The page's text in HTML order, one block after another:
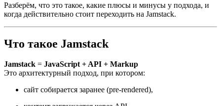
Разберём, что это такое, какие плюсы и минусы у подхода, и
когда действительно стоит переходить на Jamstack.
Что такое Jamstack
Jamstack = JavaScript + API + Markup
Это архитектурный подход, при котором:
сайт собирается заранее (pre-rendered),